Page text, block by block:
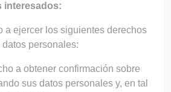
interesados:
a ejercer los siguientes derechos
personales:
a obtener confirmación sobre
sus datos personales y, en tal